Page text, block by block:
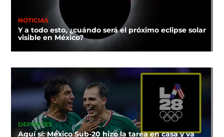
NOTICIAS
Y a todo esto, ¿cuándo será el próximo eclipse solar
visible en México?
DEPORTES
Aquí sí: México Sub-20 hizo la tarea en casa y va